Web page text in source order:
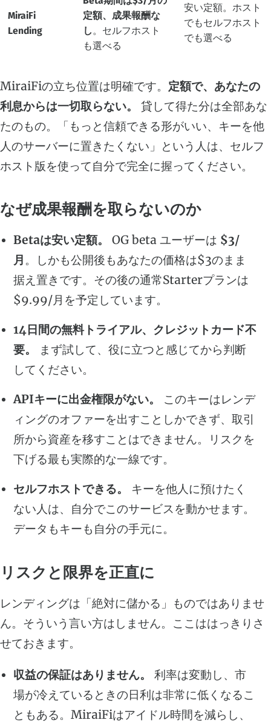
MiraiFi
Lending
定額、成果報酬な
し。セルフホスト
も選べる
安い定額。ホスト
でもセルフホスト
でも選べる
MiraiFiの立ち位置は明確です。 定額で、あなたの
利息からは一切取らない。
貸して得た分は全部あな
たのもの。「もっと信頼できる形がいい、キーを他
人のサーバーに置きたくない」という人は、セルフ
ホスト版を使って自分で完全に握ってください。
なぜ成果報酬を取らないのか
Betaは安い定額。 OG beta ユーザーは $3/
月 。しかも公開後もあなたの価格は$3のまま
据え置きです。その後の通常Starterプランは
$9.99/月を予定しています。
14日間の無料トライアル、クレジットカード不
要。
まず試して、役に立つと感じてから判断
してください。
APIキーに出金権限がない。
このキーはレンデ
ィングのオファーを出すことしかできず、取引
所から資産を移すことはできません。リスクを
下げる最も実際的な一線です。
セルフホストできる。
キーを他人に預けたく
ない人は、自分でこのサービスを動かせます。
データもキーも自分の手元に。
リスクと限界を正直に
レンディングは「絶対に儲かる」ものではありませ
ん。そういう言い方はしません。ここははっきりさ
せておきます。
収益の保証はありません。
利率は変動し、市
場が冷えているときの日利は非常に低くなるこ
ともある。MiraiFiはアイドル時間を減らし、